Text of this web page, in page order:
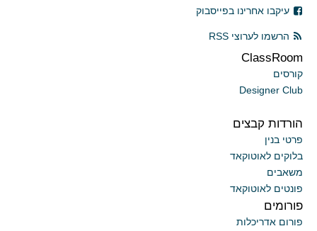
עיקבו אחרינו בפייסבוק
הרשמו לערוצי RSS
ClassRoom
קורסים
Designer Club
הורדות קבצים
פרטי בנין
בלוקים לאוטוקאד
משאבים
פונטים לאוטוקאד
פורומים
פורום אדריכלות